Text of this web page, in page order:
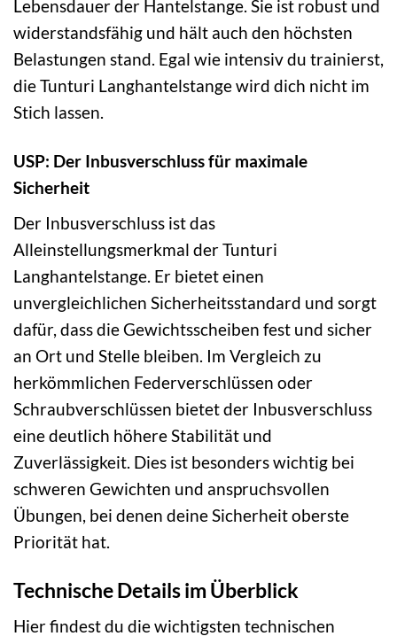
Lebensdauer der Hantelstange. Sie ist robust und
widerstandsfähig und hält auch den höchsten
Belastungen stand. Egal wie intensiv du trainierst,
die Tunturi Langhantelstange wird dich nicht im
Stich lassen.
USP: Der Inbusverschluss für maximale
Sicherheit
Der Inbusverschluss ist das
Alleinstellungsmerkmal der Tunturi
Langhantelstange. Er bietet einen
unvergleichlichen Sicherheitsstandard und sorgt
dafür, dass die Gewichtsscheiben fest und sicher
an Ort und Stelle bleiben. Im Vergleich zu
herkömmlichen Federverschlüssen oder
Schraubverschlüssen bietet der Inbusverschluss
eine deutlich höhere Stabilität und
Zuverlässigkeit. Dies ist besonders wichtig bei
schweren Gewichten und anspruchsvollen
Übungen, bei denen deine Sicherheit oberste
Priorität hat.
Technische Details im Überblick
Hier findest du die wichtigsten technischen